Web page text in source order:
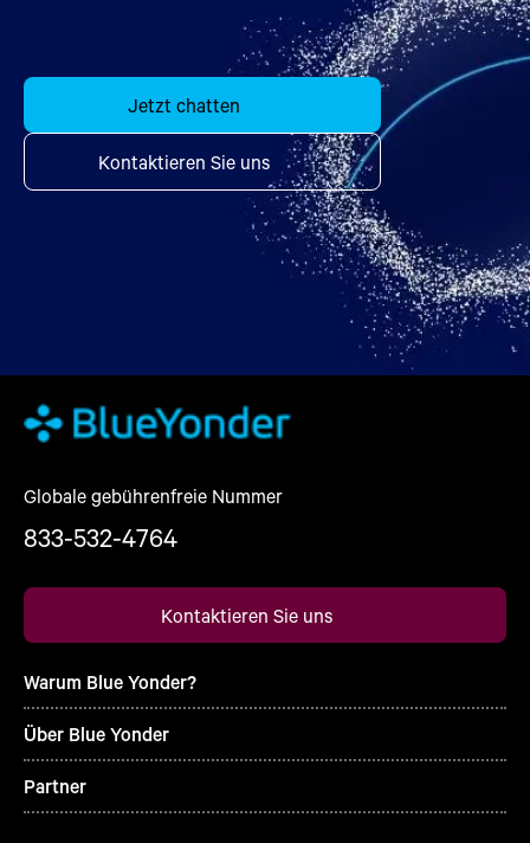
Jetzt chatten
Kontaktieren Sie uns
Globale gebührenfreie Nummer
833-532-4764
Kontaktieren Sie uns
Warum Blue Yonder?
Über Blue Yonder
Partner